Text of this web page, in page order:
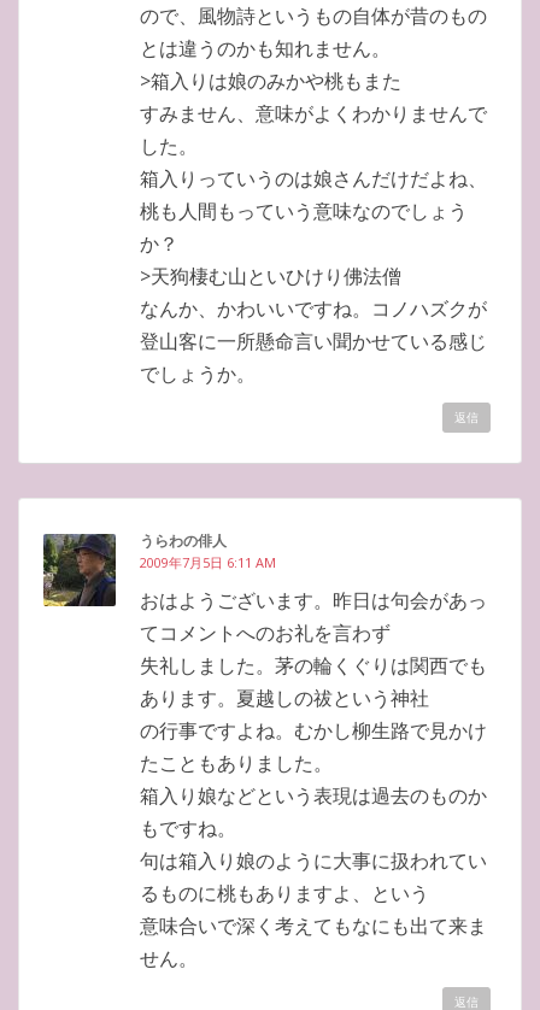
ので、風物詩というもの自体が昔のもの
とは違うのかも知れません。
>箱入りは娘のみかや桃もまた
すみません、意味がよくわかりませんで
した。
箱入りっていうのは娘さんだけだよね、
桃も人間もっていう意味なのでしょう
か？
>天狗棲む山といひけり佛法僧
なんか、かわいいですね。コノハズクが
登山客に一所懸命言い聞かせている感じ
でしょうか。
返信
うらわの俳人
2009年7月5日 6:11 AM
おはようございます。昨日は句会があっ
てコメントへのお礼を言わず
失礼しました。茅の輪くぐりは関西でも
あります。夏越しの祓という神社
の行事ですよね。むかし柳生路で見かけ
たこともありました。
箱入り娘などという表現は過去のものか
もですね。
句は箱入り娘のように大事に扱われてい
るものに桃もありますよ、という
意味合いで深く考えてもなにも出て来ま
せん。
返信